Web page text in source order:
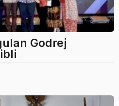
Godrej